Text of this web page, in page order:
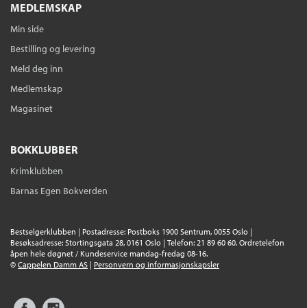
MEDLEMSKAP
Min side
Bestilling og levering
Meld deg inn
Medlemskap
Magasinet
BOKKLUBBER
Krimklubben
Barnas Egen Bokverden
Bestselgerklubben | Postadresse: Postboks 1900 Sentrum, 0055 Oslo |
Besøksadresse: Stortingsgata 28, 0161 Oslo | Telefon: 21 89 60 60. Ordretelefon
åpen hele døgnet / Kundeservice mandag-fredag 08-16.
© Cappelen Damm AS | Personvern og informasjonskapsler
Facebook